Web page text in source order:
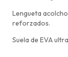
Lengueta
reforzados.
Suela de EVA